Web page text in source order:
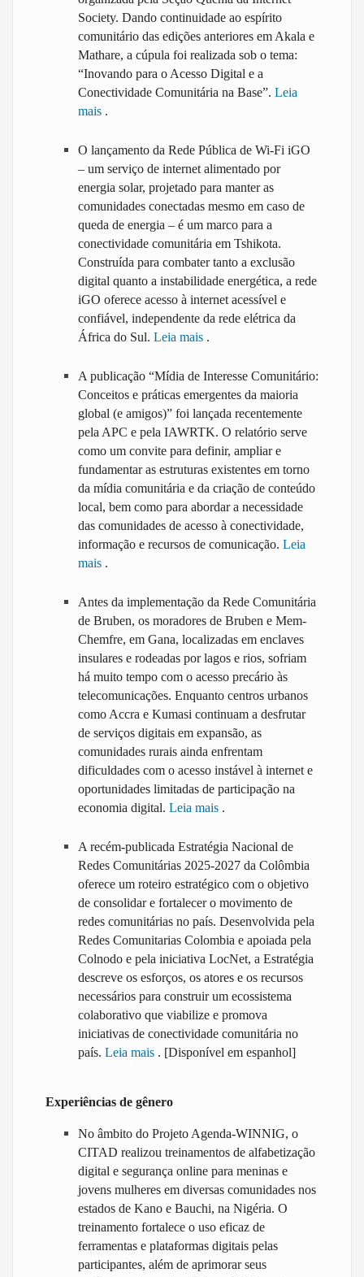
Society. Dando continuidade ao espírito
comunitário das edições anteriores em Akala e
Mathare, a cúpula foi realizada sob o tema:
“Inovando para o Acesso Digital e a
Conectividade Comunitária na Base”. Leia
mais .
O lançamento da Rede Pública de Wi-Fi iGO
– um serviço de internet alimentado por
energia solar, projetado para manter as
comunidades conectadas mesmo em caso de
queda de energia – é um marco para a
conectividade comunitária em Tshikota.
Construída para combater tanto a exclusão
digital quanto a instabilidade energética, a rede
iGO oferece acesso à internet acessível e
confiável, independente da rede elétrica da
África do Sul. Leia mais .
A publicação “Mídia de Interesse Comunitário:
Conceitos e práticas emergentes da maioria
global (e amigos)” foi lançada recentemente
pela APC e pela IAWRTK. O relatório serve
como um convite para definir, ampliar e
fundamentar as estruturas existentes em torno
da mídia comunitária e da criação de conteúdo
local, bem como para abordar a necessidade
das comunidades de acesso à conectividade,
informação e recursos de comunicação. Leia
mais .
Antes da implementação da Rede Comunitária
de Bruben, os moradores de Bruben e Mem-
Chemfre, em Gana, localizadas em enclaves
insulares e rodeadas por lagos e rios, sofriam
há muito tempo com o acesso precário às
telecomunicações. Enquanto centros urbanos
como Accra e Kumasi continuam a desfrutar
de serviços digitais em expansão, as
comunidades rurais ainda enfrentam
dificuldades com o acesso instável à internet e
oportunidades limitadas de participação na
economia digital. Leia mais .
A recém-publicada Estratégia Nacional de
Redes Comunitárias 2025-2027 da Colômbia
oferece um roteiro estratégico com o objetivo
de consolidar e fortalecer o movimento de
redes comunitárias no país. Desenvolvida pela
Redes Comunitarias Colombia e apoiada pela
Colnodo e pela iniciativa LocNet, a Estratégia
descreve os esforços, os atores e os recursos
necessários para construir um ecossistema
colaborativo que viabilize e promova
iniciativas de conectividade comunitária no
país. Leia mais . [Disponível em espanhol]
Experiências de gênero
No âmbito do Projeto Agenda-WINNIG, o
CITAD realizou treinamentos de alfabetização
digital e segurança online para meninas e
jovens mulheres em diversas comunidades nos
estados de Kano e Bauchi, na Nigéria. O
treinamento fortalece o uso eficaz de
ferramentas e plataformas digitais pelas
participantes, além de aprimorar seus